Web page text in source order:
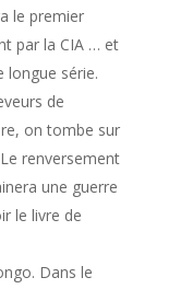
le premier
par la CIA … et
longue série.
de
on tombe sur
renversement
une guerre
le livre de
Dans le